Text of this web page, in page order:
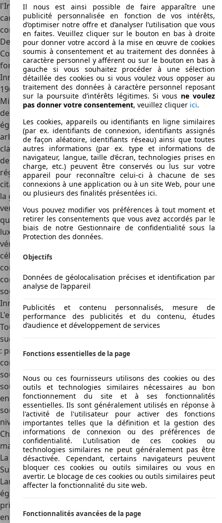
l'Innocenti IM3. Chacun de ces modèles possède une
carrosserie fabriquée et assemblée en Italie, mais est de
conception totalement britannique.
Des Mini à la sauce italienne
Connaissant un relatif succès sur le marché italien avec sa
formule « carrosserie italienne+moteur britannique »,
Innocenti poursuit sur sa lancée et commence à partir de
1961 la production d'une version italienne de la célèbre
Mini sous licence de la BMC. Durant environ 15 ans, l'usine
de Lambrate produira donc pour le marché italien mais
également pour le reste du marché européen, des Mini
arborant des finitions plus lisses et plus luxueuses que les
classiques modèles britanniques. S'adaptant aux exigences
de sa clientèle, le fabricant italien développera
régulièrement de nouvelles moutures de la célèbre petite
citadine qui feront sa notoriété dans toute l'Europe. Dans
la gamme des Mini Innocenti, on retrouve ainsi plusieurs
versions hors-série telles que la Mini 1000 ou la Mini 1001
qui se distinguent notamment par leurs finitions très
luxueuses intégrant des habillages intérieurs en bois
véritable. Innocenti sera mêmeii à l'origine de
célèbre version sportive de la Mini. Mais le modèle le plus
connu de la marque reste sans doute la Mini Bertone, une
conception 100% italienne commercialisée à partir de 1974
sous l'égide de British Leyland, avec le label Leyland
Innocenti.
L'esprit Innocenti
Tout au long de son existence et malgré ses rachats
successifs, l'esprit de la marque Innocenti restera le même
: proposer des versions améliorées de modèles déjà bien
connus et appréciés de différents publics. Ainsi, que ce soit
sous la direction du groupe British Leyland (1972-1976),
sous celle du constructeur italo-argentin De Tomaso, ou
encore après son rachat par Fiat, les modèles de Mini
sortis des usines de Lambrate arborent toujours des
niveaux de finitions élevées et sont souvent exclusifs.
Chose qui justifie d'ailleurs leur valeur marchande sur le
marché des voitures d'occasion.
La fin de la marque Innocenti
Suite au rachat de la firme parFiat Auto en 1990, l'usine de
Lambrate est définitivement fermée en 1993, entraînant
également l'arrêt de la production de la Mini Bertone. Très
prisée, notamment par les collectionneurs, celle-ci est
encore cependant proposée en voiture d'occasion par
Il nous est ainsi possible de faire apparaître une
publicité personnalisée en fonction de vos intérêts,
d’optimiser notre offre et d’analyser l’utilisation que vous
en faites. Veuillez cliquer sur le bouton en bas à droite
pour donner votre accord à la mise en œuvre de cookies
soumis à consentement et au traitement des données à
caractère personnel y afférent ou sur le bouton en bas à
gauche si vous souhaitez procéder à une sélection
détaillée des cookies ou si vous voulez vous opposer au
traitement des données à caractère personnel reposant
sur la poursuite d’intérêts légitimes. Si vous ne voulez
pas donner votre consentement, veuillez cliquer ici.
Les cookies, appareils ou identifiants en ligne similaires
(par ex. identifiants de connexion, identifiants assignés
de façon aléatoire, identifiants réseau) ainsi que toutes
autres informations (par ex. type et informations de
navigateur, langue, taille d’écran, technologies prises en
charge, etc.) peuvent être conservés ou lus sur votre
appareil pour reconnaître celui-ci à chacune de ses
connexions à une application ou à un site Web, pour une
ou plusieurs des finalités présentées ici.
Vous pouvez modifier vos préférences à tout moment et
retirer les consentements que vous avez accordés par le
biais de notre Gestionnaire de confidentialité sous la
Protection des données.
Objectifs
Données de géolocalisation précises et identification par
analyse de l’appareil
Publicités et contenu personnalisés, mesure de
performance des publicités et du contenu, études
d’audience et développement de services
Fonctions essentielles de la page
Nous ou ces fournisseurs utilisons des cookies ou des
outils et technologies similaires nécessaires au bon
fonctionnement du site et à ses fonctionnalités
essentielles. Ils sont généralement utilisés en réponse à
l'activité de l'utilisateur pour activer des fonctions
importantes telles que la définition et la gestion des
informations de connexion ou des préférences de
confidentialité. L'utilisation de ces cookies ou
technologies similaires ne peut généralement pas être
désactivée. Cependant, certains navigateurs peuvent
bloquer ces cookies ou outils similaires ou vous en
avertir. Le blocage de ces cookies ou outils similaires peut
affecter la fonctionnalité du site web.
Fonctionnalités avancées de la page